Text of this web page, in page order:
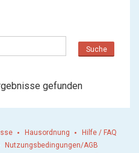
Suche
gefunden
Hausordnung
Hilfe / FAQ
Nutzungsbedingungen/AGB